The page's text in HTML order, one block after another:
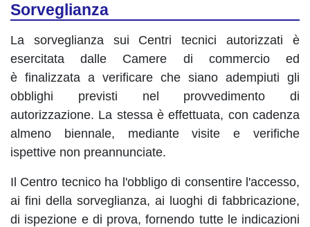
Sorveglianza
La sorveglianza sui Centri tecnici autorizzati è
esercitata dalle Camere di commercio ed
è finalizzata a verificare che siano adempiuti gli
obblighi previsti nel provvedimento di
autorizzazione. La stessa è effettuata, con cadenza
almeno biennale, mediante visite e verifiche
ispettive non preannunciate.
Il Centro tecnico ha l'obbligo di consentire l'accesso,
ai fini della sorveglianza, ai luoghi di fabbricazione,
di ispezione e di prova, fornendo tutte le indicazioni